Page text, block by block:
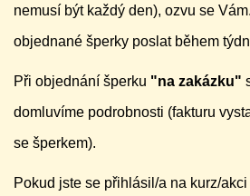
nemusí být každý den), ozvu se
objednané šperky poslat během
Při objednání šperku "na zakázku"
domluvíme podrobnosti (fakturu
se šperkem).
Pokud jste se přihlásil/a na kurz/